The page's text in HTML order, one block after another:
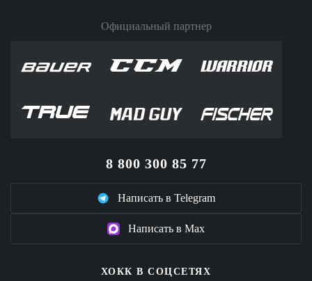
Официальный партнер
8 800 300 85 77
Написать в Telegram
Написать в Max
ХОКК В СОЦСЕТЯХ